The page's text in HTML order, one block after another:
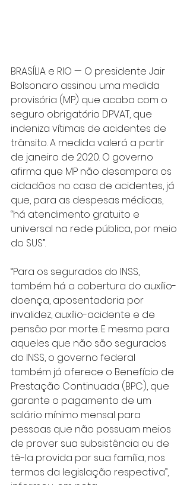
BRASÍLIA e RIO — O presidente Jair
Bolsonaro assinou uma medida
provisória (MP) que acaba com o
seguro obrigatório DPVAT, que
indeniza vítimas de acidentes de
trânsito. A medida valerá a partir
de janeiro de 2020. O governo
afirma que MP não desampara os
cidadãos no caso de acidentes, já
que, para as despesas médicas,
“há atendimento gratuito e
universal na rede pública, por meio
do SUS”.
“Para os segurados do INSS,
também há a cobertura do auxílio-
doença, aposentadoria por
invalidez, auxílio-acidente e de
pensão por morte. E mesmo para
aqueles que não são segurados
do INSS, o governo federal
também já oferece o Benefício de
Prestação Continuada (BPC), que
garante o pagamento de um
salário mínimo mensal para
pessoas que não possuam meios
de prover sua subsistência ou de
tê-la provida por sua família, nos
termos da legislação respectiva”,